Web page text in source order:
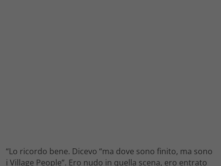
“Lo ricordo bene. Dicevo “ma dove sono finito, ma sono
i Village People”. Ero nudo in quella scena, ero entrato